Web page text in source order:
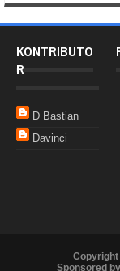
KONTRIBUTO
R
D Bastian
Davinci
Sponsored by